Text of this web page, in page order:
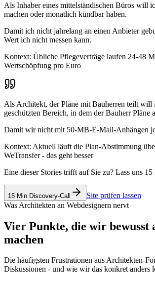
Als Inhaber eines mittelständischen Büros will
machen oder monatlich kündbar haben.
Damit ich nicht jahrelang an einen Anbieter
Wert ich nicht messen kann.
Kontext: Übliche Pflegeverträge laufen 24-48
Wertschöpfung pro Euro
Als Architekt, der Pläne mit Bauherren teilt will
geschützten Bereich, in dem der Bauherr Pläne
Damit wir nicht mit 50-MB-E-Mail-Anhängen
Kontext: Aktuell läuft die Plan-Abstimmung
WeTransfer - das geht besser
Eine dieser Stories trifft auf Sie zu? Lass uns
15 Min Discovery-Call
Site prüfen lassen
Was Architekten an Webdesignern nervt
Vier Punkte, die wir bewusst
machen
Die häufigsten Frustrationen aus Architekten-
Diskussionen - und wie wir das konkret anders